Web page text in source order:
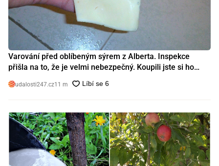
Varování před oblíbeným sýrem z Alberta. Inspekce
přišla na to, že je velmi nebezpečný. Koupili jste si ho
udalosti247.cz11 m